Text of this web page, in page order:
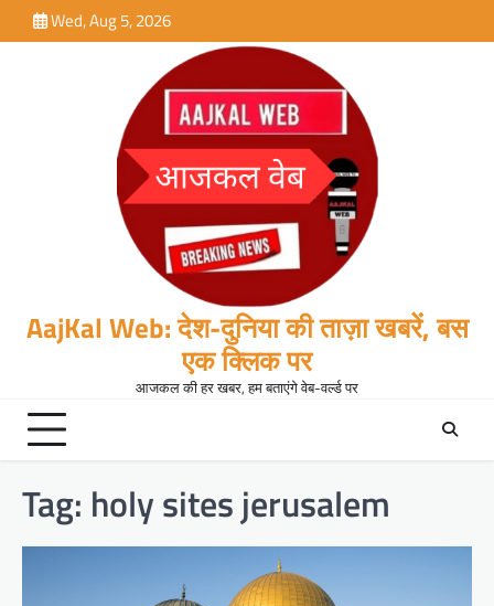
to
Wed, Aug 5, 2026
AajKal Web: देश-दुनिया की ताज़ा खबरें, बस
एक क्लिक पर
आजकल की हर खबर, हम बताएंगे वेब-वर्ल्ड पर
Tag: holy sites jerusalem